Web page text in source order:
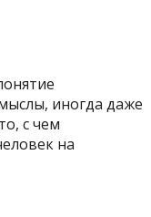
иногда даже
с чем
на